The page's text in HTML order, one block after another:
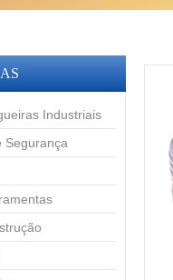
Industriais
Segurança